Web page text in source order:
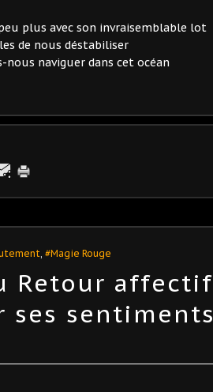
plus avec son invraisemblable lot
de nous déstabiliser
naviguer dans cet océan
#Magie Rouge
Retour affectif
ses sentiments